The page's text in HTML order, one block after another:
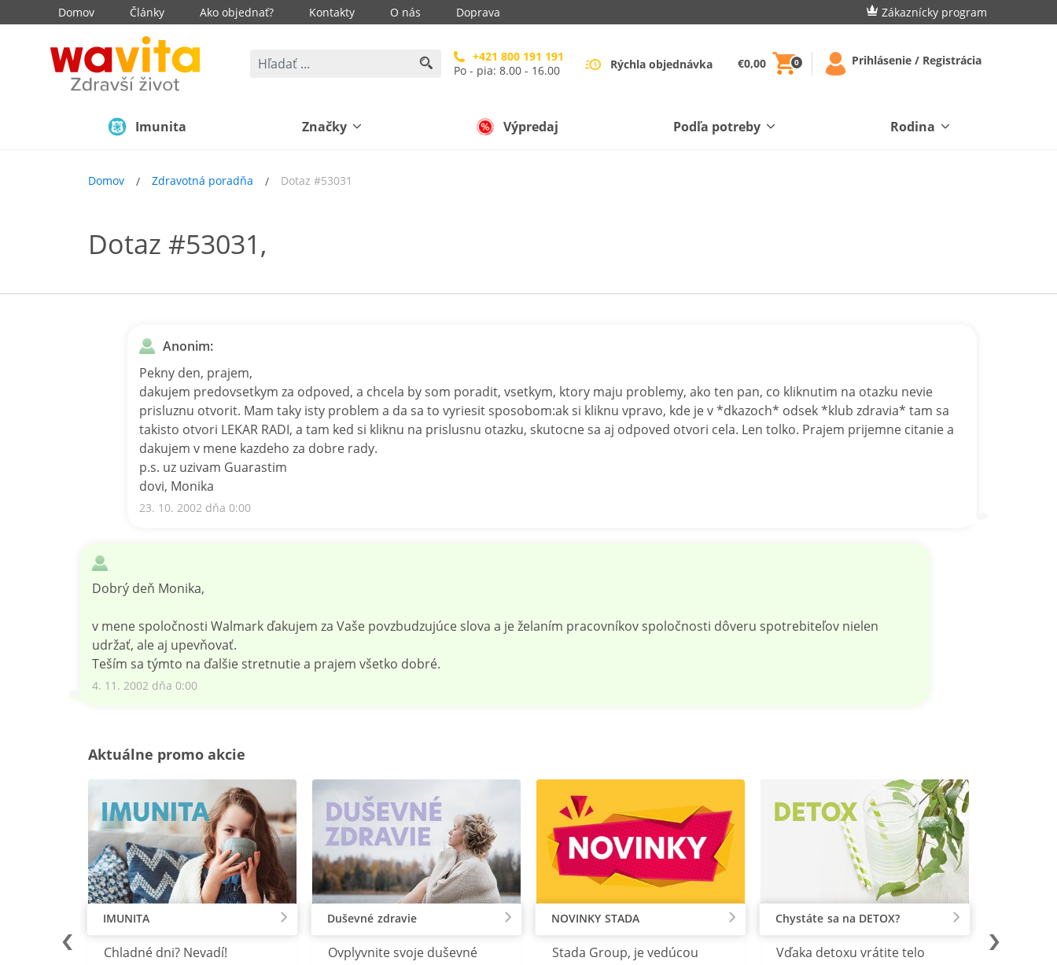
Domov Články Ako objednať? Kontakty O nás Doprava Zákaznícky program
+421 800 191 191
Po - pia: 8.00 - 16.00
Rýchla objednávka €0,00 0 Prihlásenie / Registrácia
Imunita Značky Výpredaj Podľa potreby Rodina
Domov Zdravotná poradňa Dotaz #53031
Dotaz #53031,
Anonim:
Pekny den, prajem,
dakujem predovsetkym za odpoved, a chcela by som poradit, vsetkym, ktory maju problemy, ako ten pan, co kliknutim na otazku nevie
prisluznu otvorit. Mam taky isty problem a da sa to vyriesit sposobom:ak si kliknu vpravo, kde je v *dkazoch* odsek *klub zdravia* tam sa
takisto otvori LEKAR RADI, a tam ked si kliknu na prislusnu otazku, skutocne sa aj odpoved otvori cela. Len tolko. Prajem prijemne citanie a
dakujem v mene kazdeho za dobre rady.
p.s. uz uzivam Guarastim
dovi, Monika
23. 10. 2002 dňa 0:00
Dobrý deň Monika,
v mene spoločnosti Walmark ďakujem za Vaše povzbudzujúce slova a je želaním pracovníkov spoločnosti dôveru spotrebiteľov nielen
udržať, ale aj upevňovať.
Teším sa týmto na ďalšie stretnutie a prajem všetko dobré.
4. 11. 2002 dňa 0:00
Aktuálne promo akcie
IMUNITA
Chladné dni? Nevadí!
Duševné zdravie
Ovplyvnite svoje duševné
NOVINKY STADA
Stada Group, je vedúcou
Chystáte sa na DETOX?
Vďaka detoxu vrátite telo